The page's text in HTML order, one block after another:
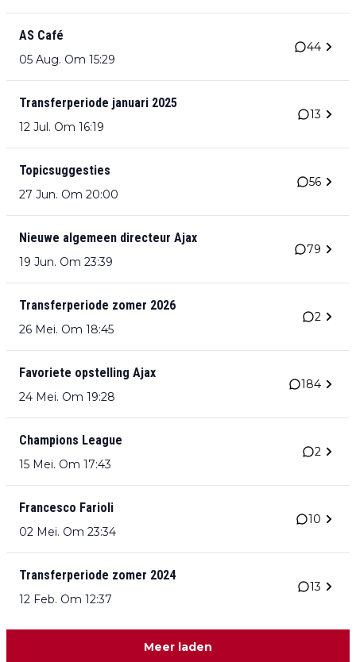
AS Café
05 Aug. Om 15:29
44
Transferperiode januari 2025
12 Jul. Om 16:19
13
Topicsuggesties
27 Jun. Om 20:00
56
Nieuwe algemeen directeur Ajax
19 Jun. Om 23:39
79
Transferperiode zomer 2026
26 Mei. Om 18:45
2
Favoriete opstelling Ajax
24 Mei. Om 19:28
184
Champions League
15 Mei. Om 17:43
2
Francesco Farioli
02 Mei. Om 23:34
10
Transferperiode zomer 2024
12 Feb. Om 12:37
13
Meer laden